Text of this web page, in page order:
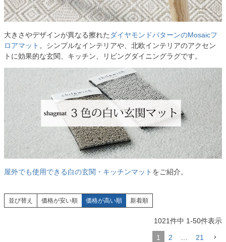
大きさやデザインが異なる擦れた ダイヤモンドパターンのMosaicフ
ロアマット 。シンプルなインテリアや、北欧インテリアのアクセン
トに効果的な玄関、キッチン、リビングダイニングラグです。
屋外でも使用できる白の玄関・キッチンマット をご紹介。
並び替え 価格が安い順 価格が高い順 新着順
1021件中 1-50件表示
1 2 21